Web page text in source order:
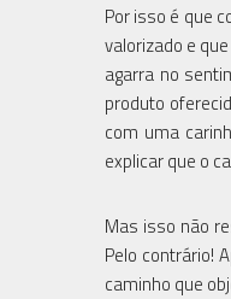
Por isso é que
valorizado e
agarra no
produto
com uma
explicar que o
Mas isso não
Pelo contrário!
caminho que